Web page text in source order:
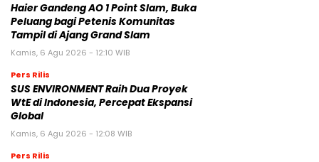
Haier Gandeng AO 1 Point Slam, Buka
Peluang bagi Petenis Komunitas
Tampil di Ajang Grand Slam
Kamis, 6 Agu 2026 - 12:10 WIB
Pers Rilis
SUS ENVIRONMENT Raih Dua Proyek
WtE di Indonesia, Percepat Ekspansi
Global
Kamis, 6 Agu 2026 - 12:08 WIB
Pers Rilis